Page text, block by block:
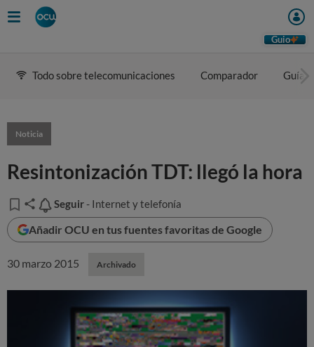
Guio
Todo sobre telecomunicaciones Comparador Guía
Noticia
Resintonización TDT: llegó la hora
Seguir
Seguir - Internet y telefonía
Añadir OCU en tus fuentes favoritas de Google
30 marzo 2015 Archivado